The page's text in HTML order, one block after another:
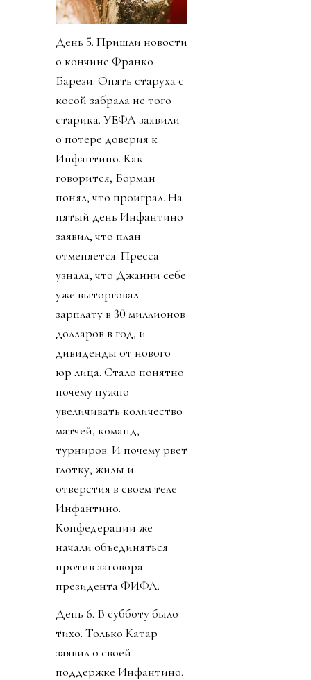
День 5. Пришли новости
о кончине Франко
Барези. Опять старуха с
косой забрала не того
старика. УЕФА заявили
о потере доверия к
Инфантино. Как
говорится, Борман
понял, что проиграл. На
пятый день Инфантино
заявил, что план
отменяется. Пресса
узнала, что Джанни себе
уже выторговал
зарплату в 30 миллионов
долларов в год, и
дивиденды от нового
юр лица. Стало понятно
почему нужно
увеличивать количество
матчей, команд,
турниров. И почему рвет
глотку, жилы и
отверстия в своем теле
Инфантино.
Конфедерации же
начали объединяться
против заговора
президента ФИФА.
День 6. В субботу было
тихо. Только Катар
заявил о своей
поддержке Инфантино.